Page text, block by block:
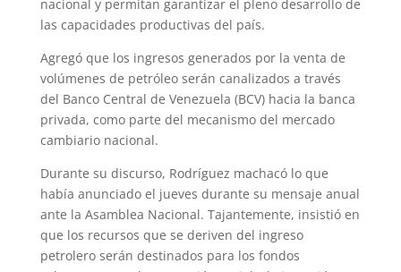
nacional y permitan garantizar el pleno desarrollo de
las capacidades productivas del país.
Agregó que los ingresos generados por la venta de
volúmenes de petróleo serán canalizados a través
del Banco Central de Venezuela (BCV) hacia la banca
privada, como parte del mecanismo del mercado
cambiario nacional.
Durante su discurso, Rodríguez machacó lo que
había anunciado el jueves durante su mensaje anual
ante la Asamblea Nacional. Tajantemente, insistió en
que los recursos que se deriven del ingreso
petrolero serán destinados para los fondos